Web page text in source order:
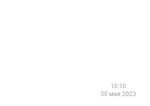
10:10
30 мая 2023